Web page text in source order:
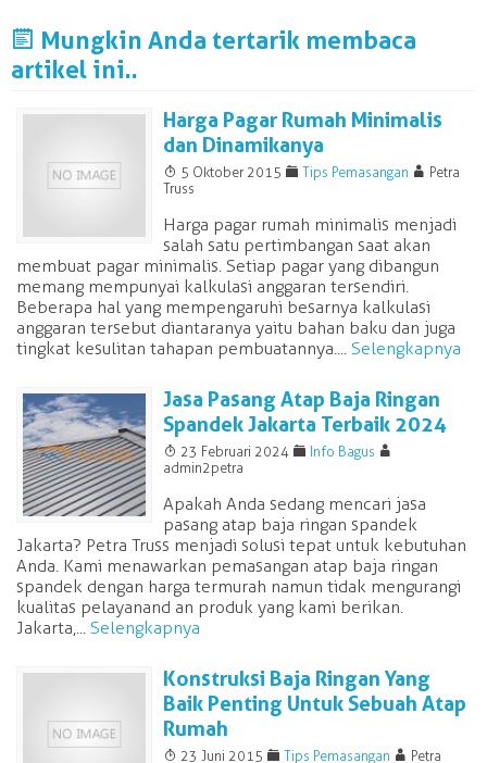
J Mungkin Anda tertarik membaca
artikel ini..
Harga Pagar Rumah Minimalis
dan Dinamikanya
T 5 Oktober 2015 F Tips Pemasangan A Petra
Truss
Harga pagar rumah minimalis menjadi
salah satu pertimbangan saat akan
membuat pagar minimalis. Setiap pagar yang dibangun
memang mempunyai kalkulasi anggaran tersendiri.
Beberapa hal yang mempengaruhi besarnya kalkulasi
anggaran tersebut diantaranya yaitu bahan baku dan juga
tingkat kesulitan tahapan pembuatannya.... Selengkapnya
Jasa Pasang Atap Baja Ringan
Spandek Jakarta Terbaik 2024
T 23 Februari 2024 F Info Bagus A
admin2petra
Apakah Anda sedang mencari jasa
pasang atap baja ringan spandek
Jakarta? Petra Truss menjadi solusi tepat untuk kebutuhan
Anda. Kami menawarkan pemasangan atap baja ringan
spandek dengan harga termurah namun tidak mengurangi
kualitas pelayanand an produk yang kami berikan.
Jakarta,... Selengkapnya
Konstruksi Baja Ringan Yang
Baik Penting Untuk Sebuah Atap
Rumah
T 23 Juni 2015 F Tips Pemasangan A Petra